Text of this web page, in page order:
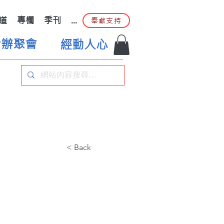
專欄 季刊 ... 奉獻支持
聚會 經動人心
< Back